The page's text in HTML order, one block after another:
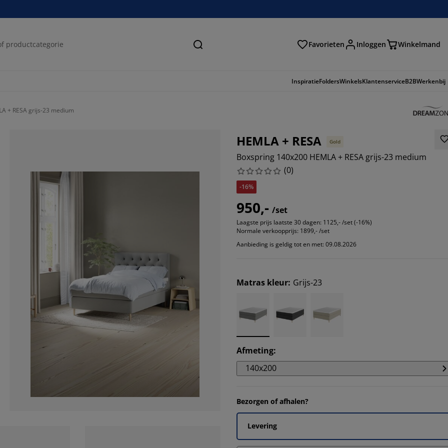
Zoeken Favorieten Inloggen Winkelmand
InspiratieFoldersWinkelsKlantenserviceB2BWerkenbij
+ RESA grijs-23 medium
HEMLA + RESA Gold
Boxspring 140x200 HEMLA + RESA grijs-23 medium
(0)
-16%
950,- /set
Laagste prijs laatste 30 dagen: 1125,- /set (-16%)
Normale verkoopprijs: 1899,- /set
Aanbieding is geldig tot en met: 09.08.2026
Matras kleur: Grijs-23
Afmeting:
140x200
Bezorgen of afhalen?
Levering